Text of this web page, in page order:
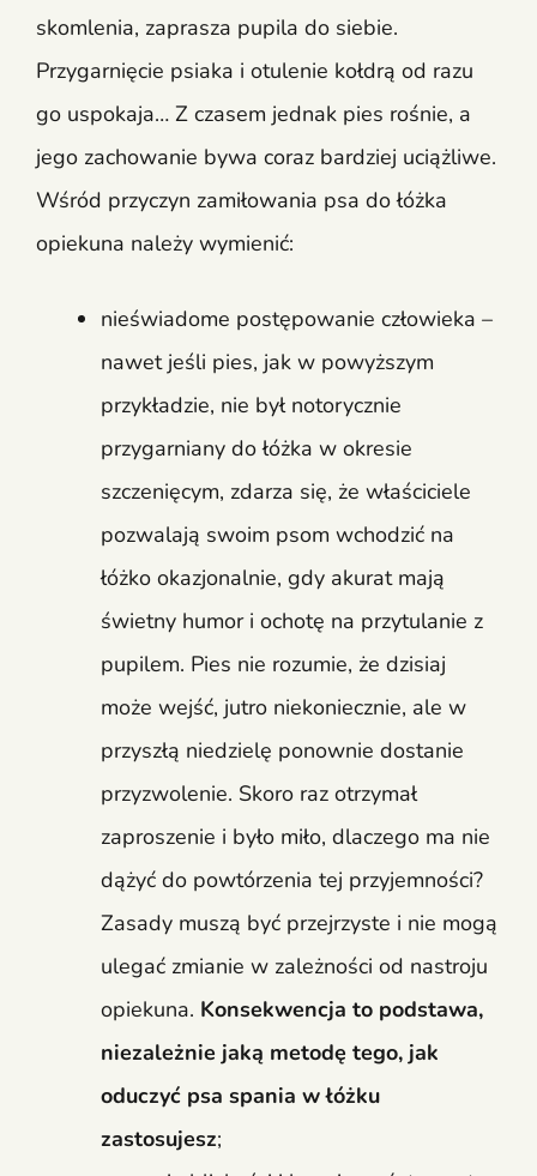
skomlenia, zaprasza pupila do siebie.
Przygarnięcie psiaka i otulenie kołdrą od razu
go uspokaja… Z czasem jednak pies rośnie, a
jego zachowanie bywa coraz bardziej uciążliwe.
Wśród przyczyn zamiłowania psa do łóżka
opiekuna należy wymienić:
nieświadome postępowanie człowieka –
nawet jeśli pies, jak w powyższym
przykładzie, nie był notorycznie
przygarniany do łóżka w okresie
szczenięcym, zdarza się, że właściciele
pozwalają swoim psom wchodzić na
łóżko okazjonalnie, gdy akurat mają
świetny humor i ochotę na przytulanie z
pupilem. Pies nie rozumie, że dzisiaj
może wejść, jutro niekoniecznie, ale w
przyszłą niedzielę ponownie dostanie
przyzwolenie. Skoro raz otrzymał
zaproszenie i było miło, dlaczego ma nie
dążyć do powtórzenia tej przyjemności?
Zasady muszą być przejrzyste i nie mogą
ulegać zmianie w zależności od nastroju
opiekuna. Konsekwencja to podstawa,
niezależnie jaką metodę tego, jak
oduczyć psa spania w łóżku
zastosujesz;